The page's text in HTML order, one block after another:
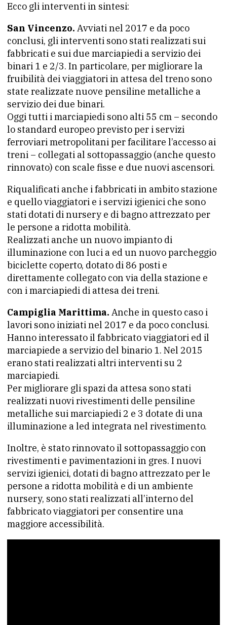
Ecco gli interventi in sintesi:
San Vincenzo. Avviati nel 2017 e da poco
conclusi, gli interventi sono stati realizzati sui
fabbricati e sui due marciapiedi a servizio dei
binari 1 e 2/3. In particolare, per migliorare la
fruibilità dei viaggiatori in attesa del treno sono
state realizzate nuove pensiline metalliche a
servizio dei due binari.
Oggi tutti i marciapiedi sono alti 55 cm – secondo
lo standard europeo previsto per i servizi
ferroviari metropolitani per facilitare l’accesso ai
treni – collegati al sottopassaggio (anche questo
rinnovato) con scale fisse e due nuovi ascensori.
Riqualificati anche i fabbricati in ambito stazione
e quello viaggiatori e i servizi igienici che sono
stati dotati di nursery e di bagno attrezzato per
le persone a ridotta mobilità.
Realizzati anche un nuovo impianto di
illuminazione con luci a ed un nuovo parcheggio
biciclette coperto, dotato di 86 posti e
direttamente collegato con via della stazione e
con i marciapiedi di attesa dei treni.
Campiglia Marittima. Anche in questo caso i
lavori sono iniziati nel 2017 e da poco conclusi.
Hanno interessato il fabbricato viaggiatori ed il
marciapiede a servizio del binario 1. Nel 2015
erano stati realizzati altri interventi su 2
marciapiedi.
Per migliorare gli spazi da attesa sono stati
realizzati nuovi rivestimenti delle pensiline
metalliche sui marciapiedi 2 e 3 dotate di una
illuminazione a led integrata nel rivestimento.
Inoltre, è stato rinnovato il sottopassaggio con
rivestimenti e pavimentazioni in gres. I nuovi
servizi igienici, dotati di bagno attrezzato per le
persone a ridotta mobilità e di un ambiente
nursery, sono stati realizzati all’interno del
fabbricato viaggiatori per consentire una
maggiore accessibilità.